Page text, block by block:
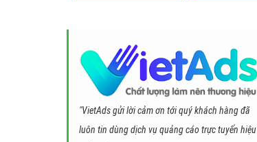
"VietAds gửi lời cảm ơn tới quý khách hàng đã
luôn tin dùng dịch vụ quảng cáo trực tuyến hiệu